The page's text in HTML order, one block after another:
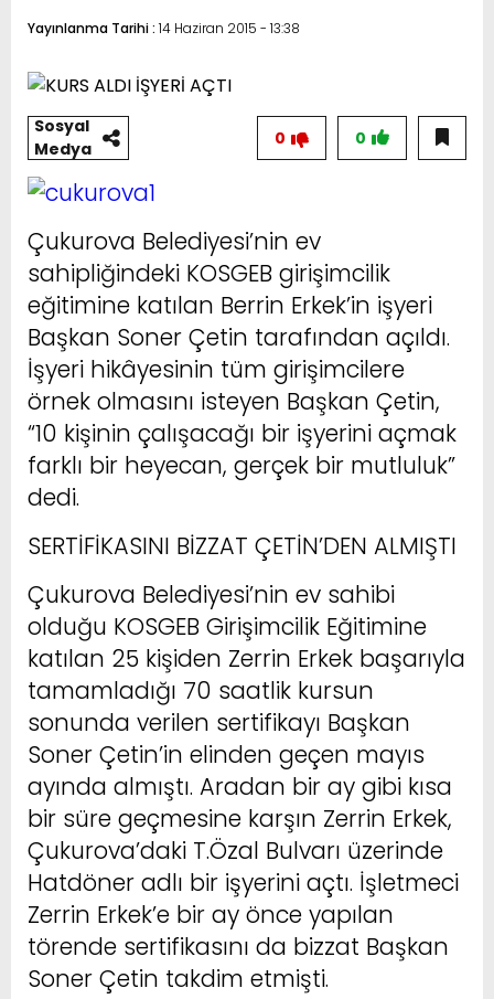
Yayınlanma Tarihi : 14 Haziran 2015 - 13:38
Sosyal
Medya
0
0
Çukurova Belediyesi’nin ev
sahipliğindeki KOSGEB girişimcilik
eğitimine katılan Berrin Erkek’in işyeri
Başkan Soner Çetin tarafından açıldı.
İşyeri hikâyesinin tüm girişimcilere
örnek olmasını isteyen Başkan Çetin,
“10 kişinin çalışacağı bir işyerini açmak
farklı bir heyecan, gerçek bir mutluluk”
dedi.
SERTİFİKASINI BİZZAT ÇETİN’DEN ALMIŞTI
Çukurova Belediyesi’nin ev sahibi
olduğu KOSGEB Girişimcilik Eğitimine
katılan 25 kişiden Zerrin Erkek başarıyla
tamamladığı 70 saatlik kursun
sonunda verilen sertifikayı Başkan
Soner Çetin’in elinden geçen mayıs
ayında almıştı. Aradan bir ay gibi kısa
bir süre geçmesine karşın Zerrin Erkek,
Çukurova’daki T.Özal Bulvarı üzerinde
Hatdöner adlı bir işyerini açtı. İşletmeci
Zerrin Erkek’e bir ay önce yapılan
törende sertifikasını da bizzat Başkan
Soner Çetin takdim etmişti.